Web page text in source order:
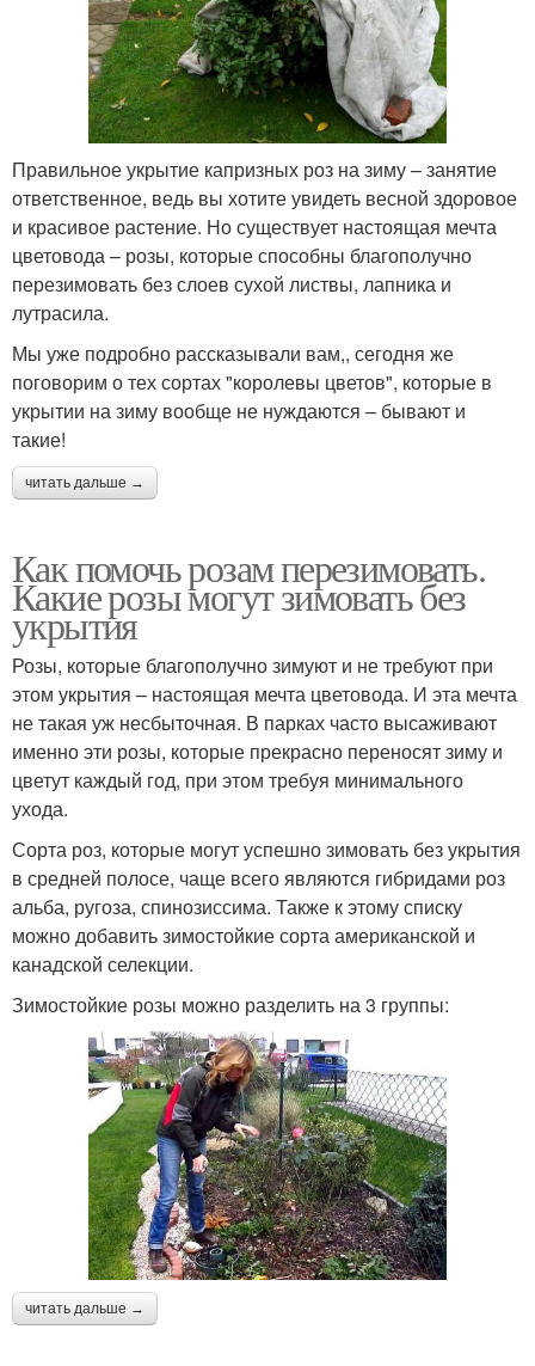
Правильное укрытие капризных роз на зиму – занятие
ответственное, ведь вы хотите увидеть весной здоровое
и красивое растение. Но существует настоящая мечта
цветовода – розы, которые способны благополучно
перезимовать без слоев сухой листвы, лапника и
лутрасила.
Мы уже подробно рассказывали вам,, сегодня же
поговорим о тех сортах "королевы цветов", которые в
укрытии на зиму вообще не нуждаются – бывают и
такие!
читать дальше →
Как помочь розам перезимовать.
Какие розы могут зимовать без
укрытия
Розы, которые благополучно зимуют и не требуют при
этом укрытия – настоящая мечта цветовода. И эта мечта
не такая уж несбыточная. В парках часто высаживают
именно эти розы, которые прекрасно переносят зиму и
цветут каждый год, при этом требуя минимального
ухода.
Сорта роз, которые могут успешно зимовать без укрытия
в средней полосе, чаще всего являются гибридами роз
альба, ругоза, спинозиссима. Также к этому списку
можно добавить зимостойкие сорта американской и
канадской селекции.
Зимостойкие розы можно разделить на 3 группы:
читать дальше →